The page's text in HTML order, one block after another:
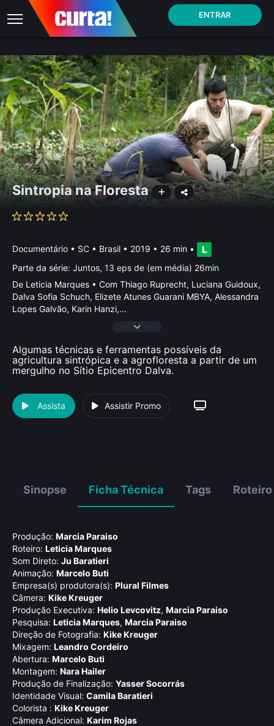
ENTRAR
Sintropia na Floresta
Documentário • SC • Brasil • 2019 • 26 min •
Parte da série: Juntos, 13 eps de (em média) 26min
De Leticia Marques • Com Thiago Ruprecht, Luciana Guidoux,
Dalva Sofia Schuch, Elizete Atunes Guarani MBYA, Alessandra
Lopes Galvão, Karin Hanzi,...
Algumas técnicas e ferramentas possíveis da
agricultura sintrópica e a agrofloresta a partir de um
mergulho no Sítio Epicentro Dalva.
Assista Assistir Promo
Sinopse Ficha Técnica Tags Roteiro
Produção: Marcia Paraiso
Roteiro: Leticia Marques
Som Direto: Ju Baratieri
Animação: Marcelo Buti
Empresa(s) produtora(s): Plural Filmes
Câmera: Kike Kreuger
Produção Executiva: Helio Levcovitz, Marcia Paraiso
Pesquisa: Leticia Marques, Marcia Paraiso
Direção de Fotografia: Kike Kreuger
Mixagem: Leandro Cordeiro
Abertura: Marcelo Buti
Montagem: Nara Hailer
Produção de Finalização: Yasser Socorrás
Identidade Visual: Camila Baratieri
Colorista : Kike Kreuger
Câmera Adicional: Karim Rojas